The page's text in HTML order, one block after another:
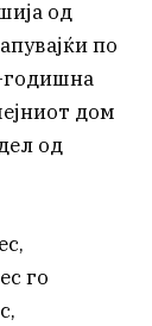
од
по
годишна
дом
од
го